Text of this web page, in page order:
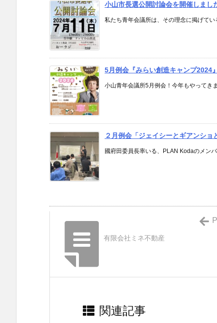
小山市長選公開討論会を開催しまし
私たち青年会議所は、その理念に掲げて
5月例会『みらい創造キャンプ2024
小山青年会議所5月例会！今年もやってき
２月例会「ジェイシーとギアンシ
國府田委員長率いる、PLAN Kodaのメン
有限会社ミネ不動産
関連記事